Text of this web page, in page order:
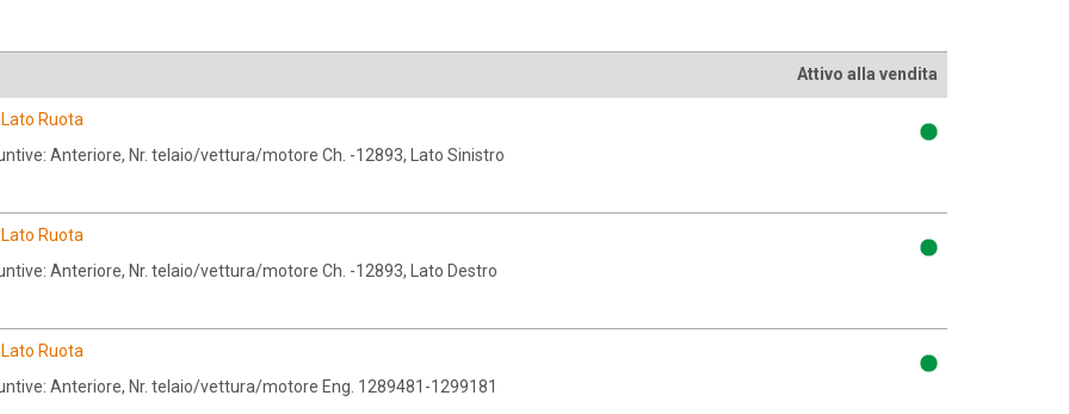
Attivo alla vendita
Ruota
Anteriore, Nr. telaio/vettura/motore Ch. -12893, Lato Sinistro
Ruota
Anteriore, Nr. telaio/vettura/motore Ch. -12893, Lato Destro
Ruota
Anteriore, Nr. telaio/vettura/motore Eng. 1289481-1299181